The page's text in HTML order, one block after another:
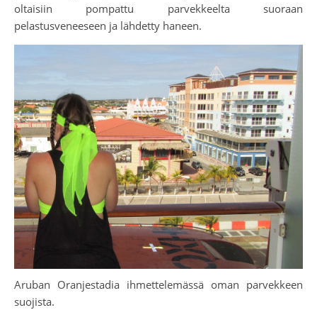
oltaisiin pompattu parvekkeelta suoraan
pelastusveneeseen ja lähdetty haneen.
Aruban Oranjestadia ihmettelemässä oman parvekkeen
suojista.